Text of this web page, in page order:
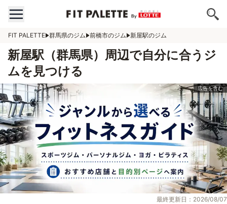
FIT PALETTE 群馬県のジム 前橋市のジム 新屋駅のジム
新屋駅（群馬県）周辺で自分に合うジ
ムを見つける
最終更新日：2026/08/07